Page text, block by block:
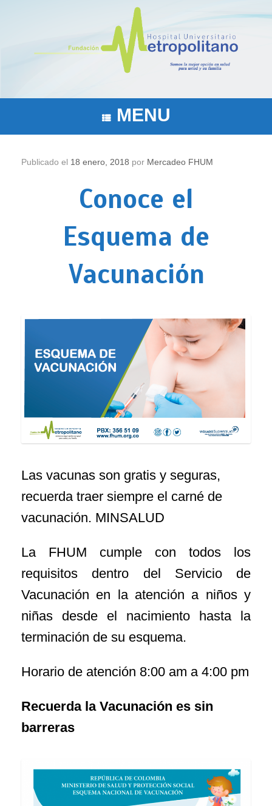
MENU
Publicado el 18 enero, 2018 por Mercadeo FHUM
Conoce el
Esquema de
Vacunación
Las vacunas son gratis y seguras,
recuerda traer siempre el carné de
vacunación. MINSALUD
La FHUM cumple con todos los
requisitos dentro del Servicio de
Vacunación en la atención a niños y
niñas desde el nacimiento hasta la
terminación de su esquema.
Horario de atención 8:00 am a 4:00 pm
Recuerda la Vacunación es sin
barreras